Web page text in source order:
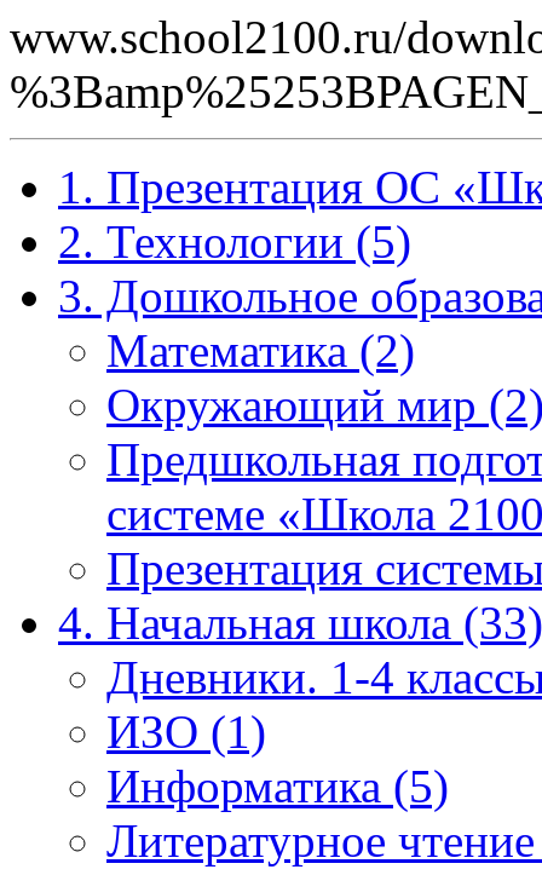
www.school2100.ru/
1. Презентация ОС
2. Технологии (5)
3. Дошкольное
Математика (2)
Окружающий мир
Предшкольная
системе «Школа
Презентация
4. Начальная школа (33)
Дневники. 1-4
ИЗО (1)
Информатика (5)
Литературное